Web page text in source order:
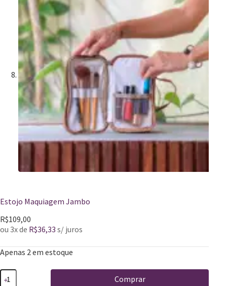
Estojo Maquiagem Jambo
R$109,00
ou 3x de R$36,33 s/ juros
Apenas 2 em estoque
Comprar